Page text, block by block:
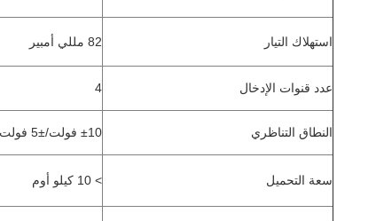
استهلاك التيار 82 مللي أمبير
عدد قنوات الإدخال 4
النطاق التناظري ±10 فولت/±5 فولت
سعة التحميل > 10 كيلو أوم